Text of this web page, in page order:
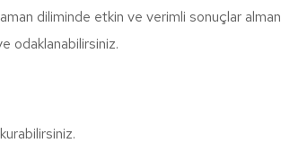
diliminde etkin ve verimli sonuçlar
odaklanabilirsiniz.